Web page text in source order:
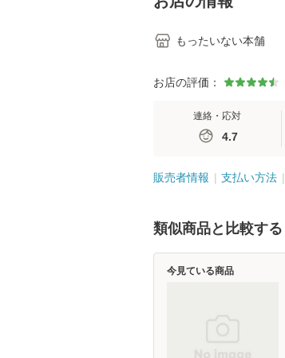
もったいない本舗
お店の評価：
連絡・応対
4.7
販売者情報 支払い方法
類似商品と比較する
今見ている商品